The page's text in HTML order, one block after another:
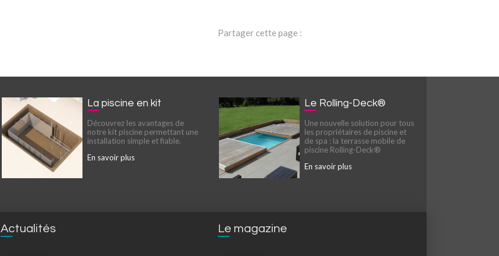
Partager cette page :
La piscine en kit
Découvrez les avantages de
notre kit piscine permettant une
installation simple et fiable.
En savoir plus
Le Rolling-Deck®
Une nouvelle solution pour tous
les propriétaires de piscine et
de spa : la terrasse mobile de
piscine Rolling-Deck®
En savoir plus
Actualités Le magazine